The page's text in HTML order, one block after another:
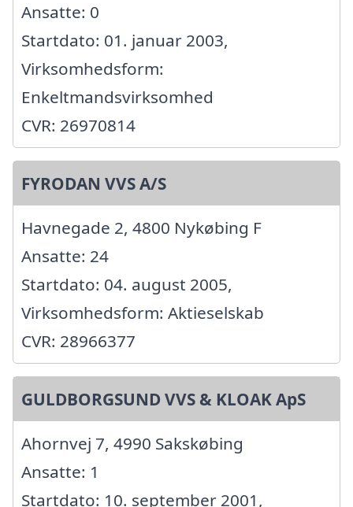
Ansatte: 0
Startdato: 01. januar 2003,
Virksomhedsform:
Enkeltmandsvirksomhed
CVR: 26970814
FYRODAN VVS A/S
Havnegade 2, 4800 Nykøbing F
Ansatte: 24
Startdato: 04. august 2005,
Virksomhedsform: Aktieselskab
CVR: 28966377
GULDBORGSUND VVS & KLOAK ApS
Ahornvej 7, 4990 Sakskøbing
Ansatte: 1
Startdato: 10. september 2001,